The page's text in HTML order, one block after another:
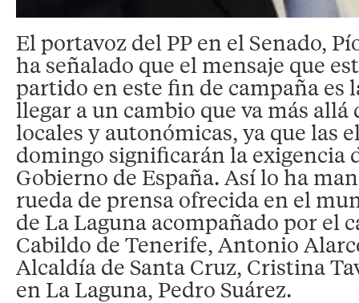
El portavoz del PP en el Senado,
ha señalado que el mensaje que
partido en este fin de campaña es
llegar a un cambio que va más allá
locales y autonómicas, ya que las
domingo significarán la exigencia
Gobierno de España. Así lo ha
rueda de prensa ofrecida en el
de La Laguna acompañado por el
Cabildo de Tenerife, Antonio
Alcaldía de Santa Cruz, Cristina
en La Laguna, Pedro Suárez.